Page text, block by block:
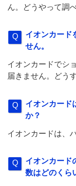
ん。どうやって調
イオンカード
せん。
イオンカードでシ
届きません。どう
イオンカード
か？
イオンカードは、
イオンカード
数はどのくら